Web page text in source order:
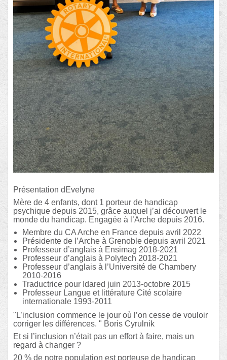
Présentation dEvelyne
Mère de 4 enfants, dont 1 porteur de handicap
psychique depuis 2015, grâce auquel j’ai découvert le
monde du handicap. Engagée à l’Arche depuis 2016.
Membre du CA Arche en France depuis avril 2022
Présidente de l’Arche à Grenoble depuis avril 2021
Professeur d’anglais à Ensimag 2018-2021
Professeur d’anglais à Polytech 2018-2021
Professeur d’anglais à l’Université de Chambery
2010-2016
Traductrice pour Idared juin 2013-octobre 2015
Professeur Langue et littérature Cité scolaire
internationale 1993-2011
"L’inclusion commence le jour où l’on cesse de vouloir
corriger les différences. " Boris Cyrulnik
Et si l’inclusion n’était pas un effort à faire, mais un
regard à changer ?
20 % de notre population est porteuse de handicap